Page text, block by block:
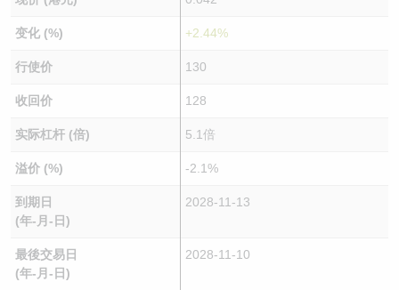
变化 (%) +2.44%
行使价 130
收回价 128
实际杠杆 (倍) 5.1倍
溢价 (%) -2.1%
到期日
(年-月-日)
2028-11-13
最後交易日
(年-月-日)
2028-11-10